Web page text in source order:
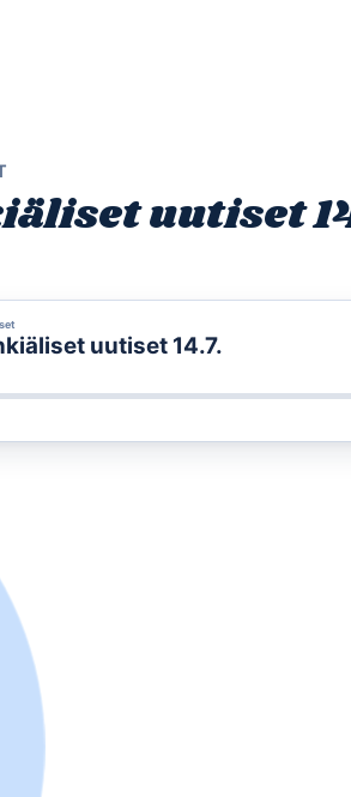
uutiset
uutiset 14.7.